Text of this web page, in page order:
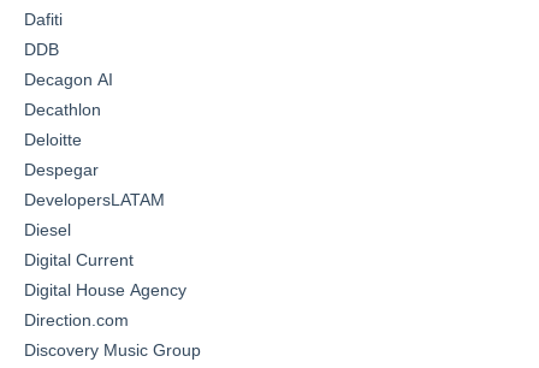
Dafiti
DDB
Decagon AI
Decathlon
Deloitte
Despegar
DevelopersLATAM
Diesel
Digital Current
Digital House Agency
Direction.com
Discovery Music Group